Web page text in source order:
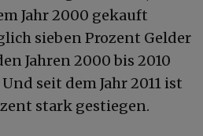
Jahr 2000 gekauft
sieben Prozent Gelder
Jahren 2000 bis 2010
seit dem Jahr 2011 ist
stark gestiegen.